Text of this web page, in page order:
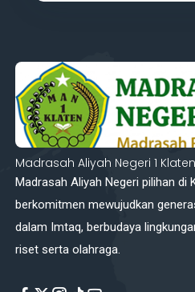
Madrasah Aliyah Negeri 1 Klaten
Madrasah Aliyah Negeri pilihan di
berkomitmen mewujudkan
dalam Imtaq, berbudaya
riset serta olahraga.